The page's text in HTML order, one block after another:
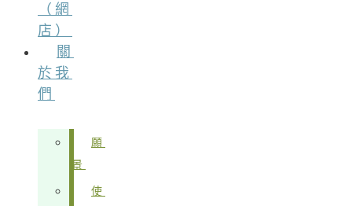
（網
店）
關
於我
們
願
景
使